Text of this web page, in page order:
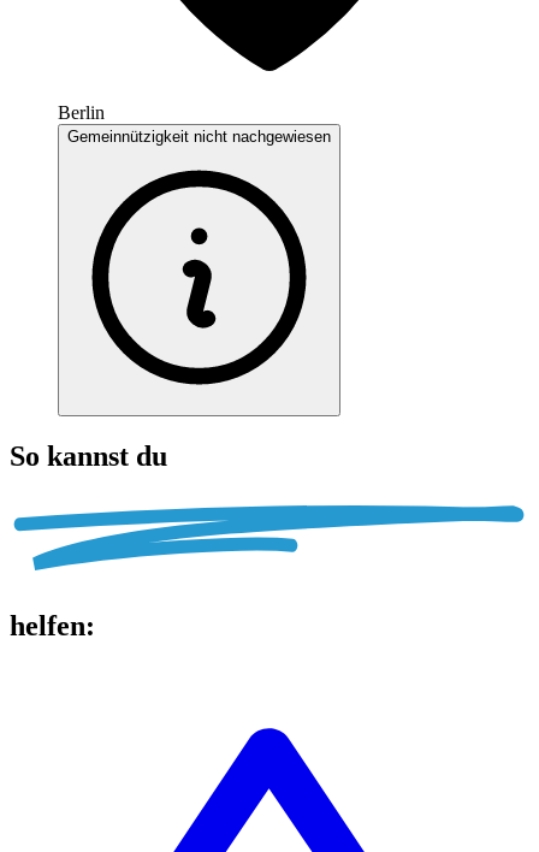
Berlin
Gemeinnützigkeit nicht nachgewiesen
So kannst du
helfen: